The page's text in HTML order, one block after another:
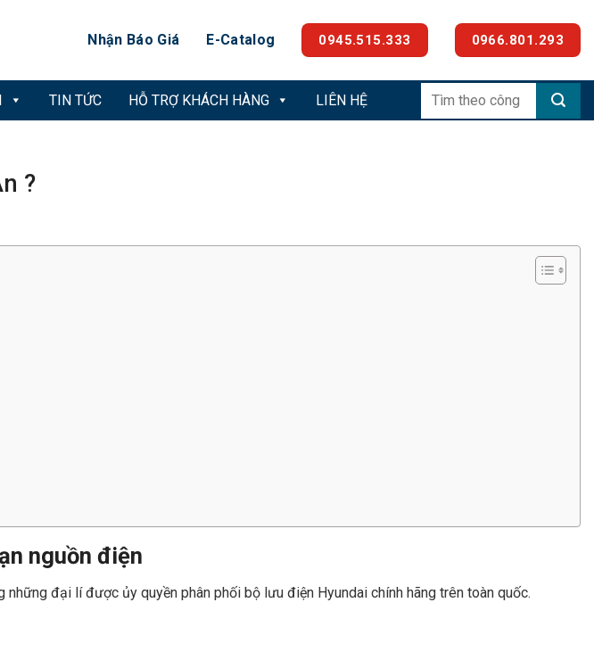
Nhận Báo Giá E-Catalog 0945.515.333 0966.801.293
TIN TỨC HỖ TRỢ KHÁCH HÀNG LIÊN HỆ
kiếm:
?
nguồn điện
đại lí được ủy quyền phân phối bộ lưu điện Hyundai chính hãng trên toàn quốc.